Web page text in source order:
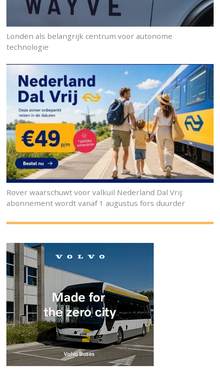
Londen als belangrijk centrum voor autonome
technologie
Rover waarschuwt voor valkuil Nederland Dal Vrij:
abonnement wordt vanaf 1 augustus fors duurder